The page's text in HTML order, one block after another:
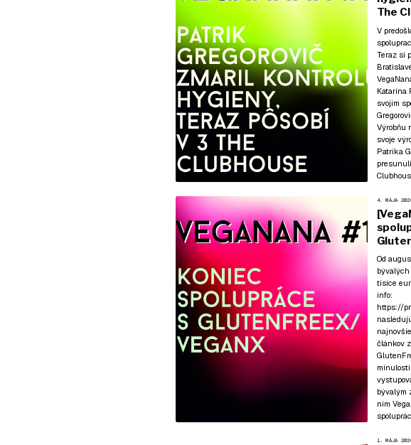
The
V
Teraz si
Katarína
svojím
Výrobňu
svoje
Patrika
4. MÁJA
Od
bývalých
tisíce
info:
https://
článkov
bývalým
ním
1. MÁJA